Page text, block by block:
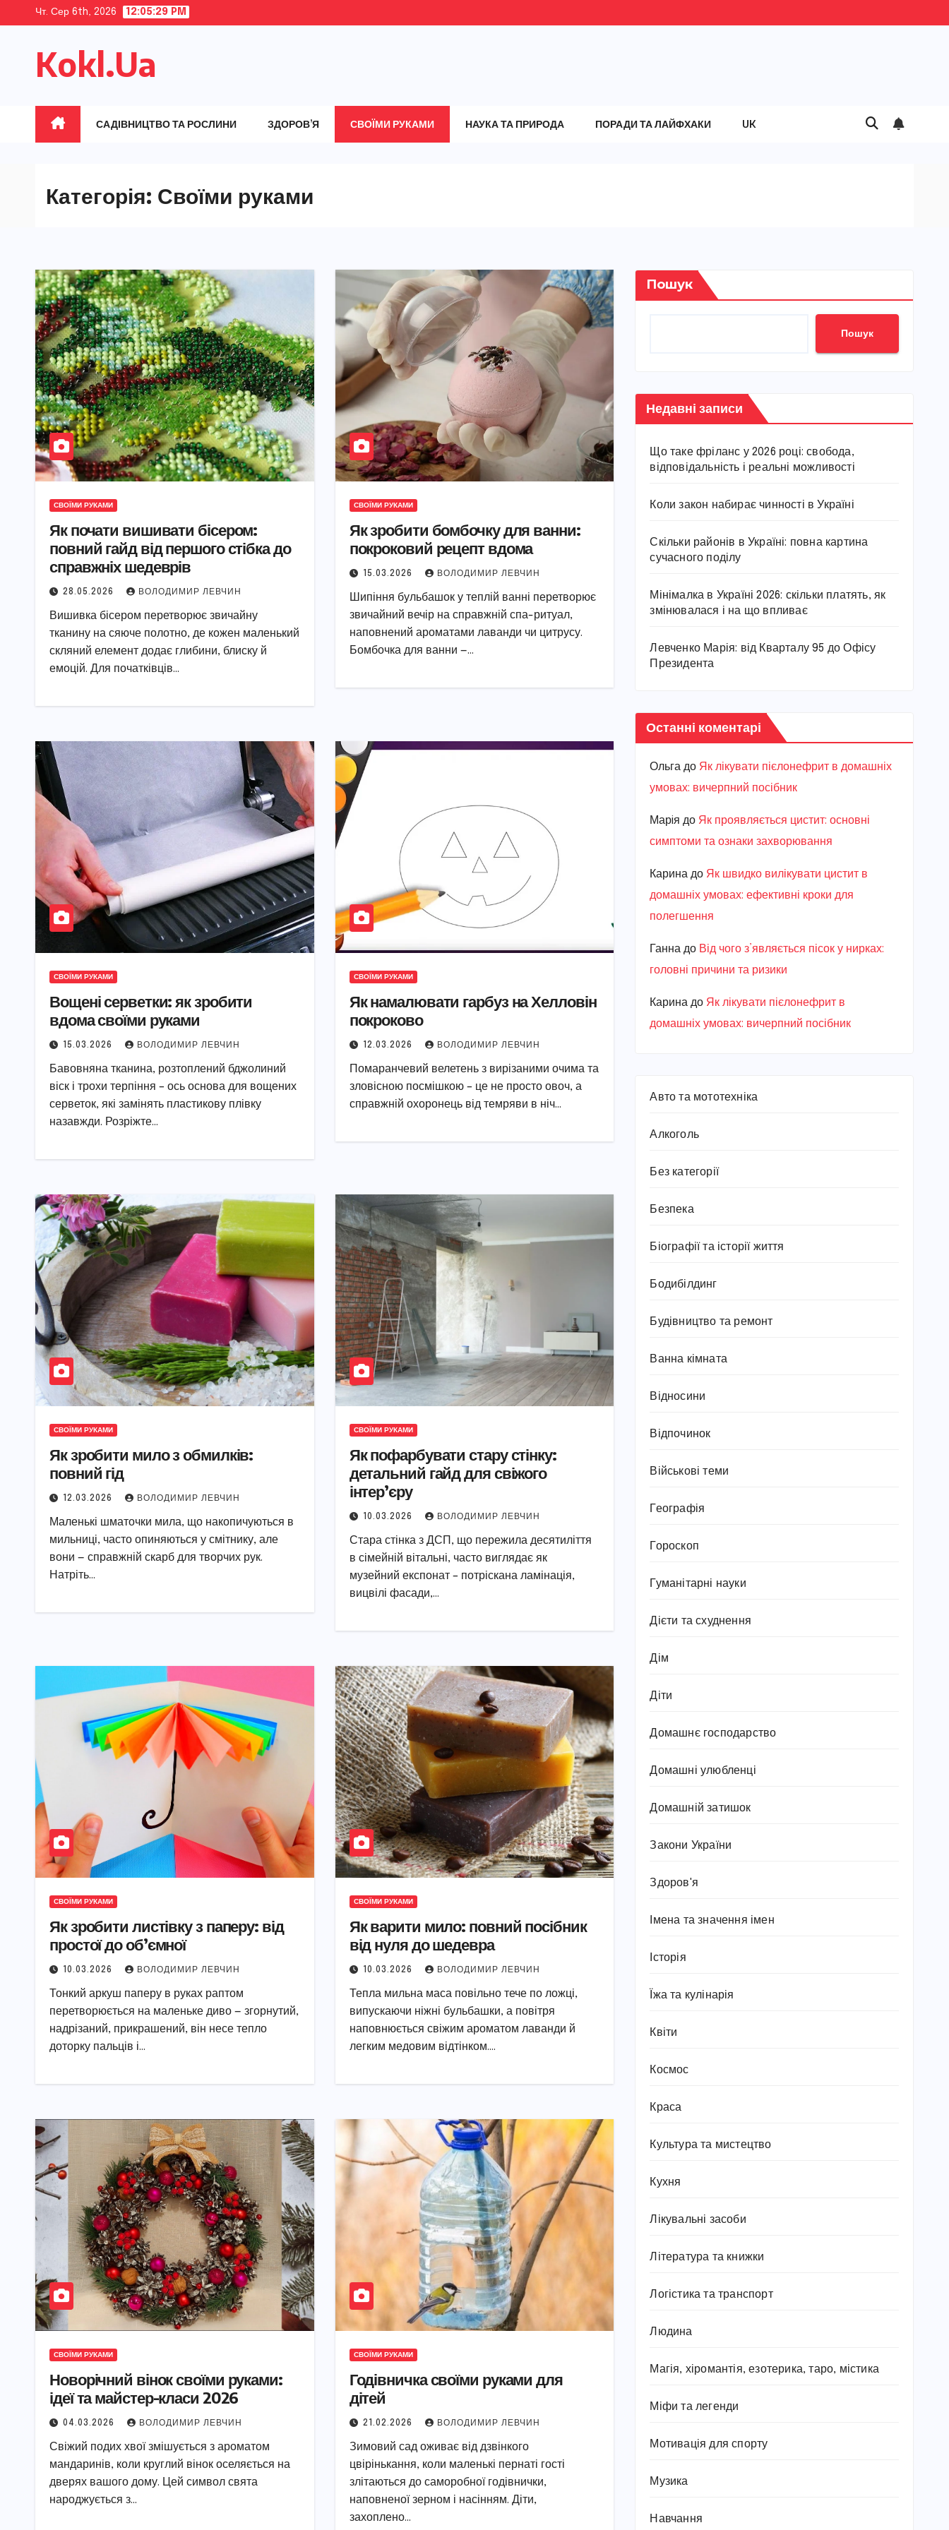
content
Чт. Сер 6th, 2026 12:05:31 PM
Kokl.Ua
САДІВНИЦТВО ТА РОСЛИНИ ЗДОРОВ’Я СВОЇМИ РУКАМИ НАУКА ТА ПРИРОДА ПОРАДИ ТА ЛАЙФХАКИ UK
Категорія: Своїми руками
СВОЇМИ РУКАМИ
Як почати вишивати бісером:
повний гайд від першого стібка до
справжніх шедеврів
28.05.2026 ВОЛОДИМИР ЛЕВЧИН
Вишивка бісером перетворює звичайну
тканину на сяюче полотно, де кожен маленький
скляний елемент додає глибини, блиску й
емоцій. Для початківців…
СВОЇМИ РУКАМИ
Як зробити бомбочку для ванни:
покроковий рецепт вдома
15.03.2026 ВОЛОДИМИР ЛЕВЧИН
Шипіння бульбашок у теплій ванні перетворює
звичайний вечір на справжній спа-ритуал,
наповнений ароматами лаванди чи цитрусу.
Бомбочка для ванни —…
СВОЇМИ РУКАМИ
Вощені серветки: як зробити
вдома своїми руками
15.03.2026 ВОЛОДИМИР ЛЕВЧИН
Бавовняна тканина, розтоплений бджолиний
віск і трохи терпіння – ось основа для вощених
серветок, які замінять пластикову плівку
назавжди. Розріжте…
СВОЇМИ РУКАМИ
Як намалювати гарбуз на Хелловін
покроково
12.03.2026 ВОЛОДИМИР ЛЕВЧИН
Помаранчевий велетень з вирізаними очима та
зловісною посмішкою – це не просто овоч, а
справжній охоронець від темряви в ніч…
СВОЇМИ РУКАМИ
Як зробити мило з обмилків:
повний гід
12.03.2026 ВОЛОДИМИР ЛЕВЧИН
Маленькі шматочки мила, що накопичуються в
мильниці, часто опиняються у смітнику, але
вони — справжній скарб для творчих рук.
Натріть…
СВОЇМИ РУКАМИ
Як пофарбувати стару стінку:
детальний гайд для свіжого
інтер’єру
10.03.2026 ВОЛОДИМИР ЛЕВЧИН
Стара стінка з ДСП, що пережила десятиліття
в сімейній вітальні, часто виглядає як
музейний експонат – потріскана ламінація,
вицвілі фасади,…
СВОЇМИ РУКАМИ
Як зробити листівку з паперу: від
простої до об’ємної
10.03.2026 ВОЛОДИМИР ЛЕВЧИН
Тонкий аркуш паперу в руках раптом
перетворюється на маленьке диво — згорнутий,
надрізаний, прикрашений, він несе тепло
доторку пальців і…
СВОЇМИ РУКАМИ
Як варити мило: повний посібник
від нуля до шедевра
10.03.2026 ВОЛОДИМИР ЛЕВЧИН
Тепла мильна маса повільно тече по ложці,
випускаючи ніжні бульбашки, а повітря
наповнюється свіжим ароматом лаванди й
легким медовим відтінком.…
СВОЇМИ РУКАМИ
Новорічний вінок своїми руками:
ідеї та майстер-класи 2026
04.03.2026 ВОЛОДИМИР ЛЕВЧИН
Свіжий подих хвої змішується з ароматом
мандаринів, коли круглий вінок оселяється на
дверях вашого дому. Цей символ свята
народжується з…
СВОЇМИ РУКАМИ
Годівничка своїми руками для
дітей
21.02.2026 ВОЛОДИМИР ЛЕВЧИН
Зимовий сад оживає від дзвінкого
цвірінькання, коли маленькі пернаті гості
злітаються до саморобної годівнички,
наповненої зерном і насінням. Діти,
захоплено…
Пошук
Пошук
Недавні записи
Що таке фріланс у 2026 році: свобода,
відповідальність і реальні можливості
Коли закон набирає чинності в Україні
Скільки районів в Україні: повна картина
сучасного поділу
Мінімалка в Україні 2026: скільки платять, як
змінювалася і на що впливає
Левченко Марія: від Кварталу 95 до Офісу
Президента
Останні коментарі
Ольга до Як лікувати пієлонефрит в домашніх
умовах: вичерпний посібник
Марiя до Як проявляється цистит: основні
симптоми та ознаки захворювання
Карина до Як швидко вилікувати цистит в
домашніх умовах: ефективні кроки для
полегшення
Ганна до Від чого з’являється пісок у нирках:
головні причини та ризики
Карина до Як лікувати пієлонефрит в
домашніх умовах: вичерпний посібник
Авто та мототехніка
Алкоголь
Без категорії
Безпека
Біографії та історії життя
Бодибілдинг
Будівництво та ремонт
Ванна кімната
Відносини
Відпочинок
Військові теми
Географія
Гороскоп
Гуманітарні науки
Дієти та схуднення
Дім
Діти
Домашнє господарство
Домашні улюбленці
Домашній затишок
Закони України
Здоров'я
Імена та значення імен
Історія
Їжа та кулінарія
Квіти
Космос
Краса
Культура та мистецтво
Кухня
Лікувальні засоби
Література та книжки
Логістика та транспорт
Людина
Магія, хіромантія, езотерика, таро, містика
Міфи та легенди
Мотивація для спорту
Музика
Навчання